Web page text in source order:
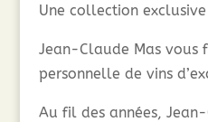
Une collection
Jean-Claude Mas vous
personnelle de vins
Au fil des années,